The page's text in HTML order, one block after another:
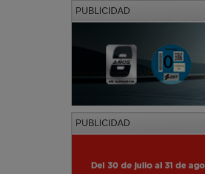
PUBLICIDAD
PUBLICIDAD